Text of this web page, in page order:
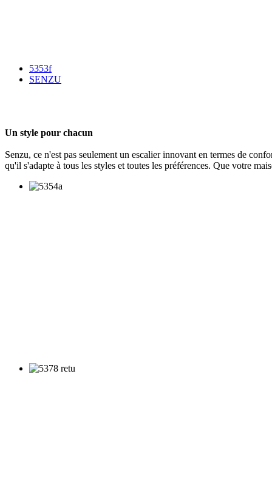
5353f
SENZU
Un style pour chacun
Senzu, ce n'est pas seulement un escalier innovant en termes de
qu'il s'adapte à tous les styles et toutes les préférences. Que votre